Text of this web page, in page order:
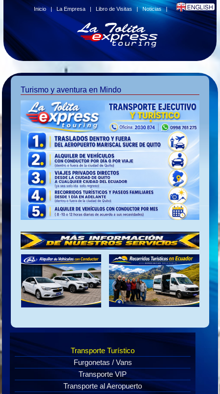
Inicio |La Empresa |Libro de Visitas |Noticias|
Turismo y aventura en Mindo
Transporte Turístico
Furgonetas / Vans
Transporte VIP
Transporte al Aeropuerto